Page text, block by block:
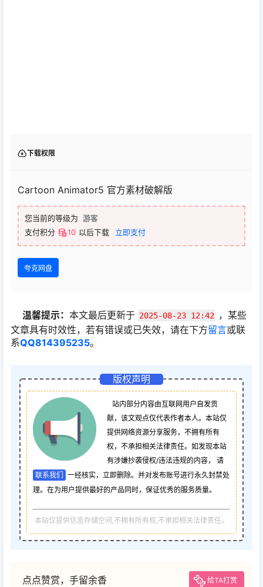
下载权限
Cartoon Animator5 官方素材破解版
您当前的等级为 游客
支付积分
10 以后下载 立即支付
夸克网盘
温馨提示： 本文最后更新于 2025-08-23 12:42 ，某些
文章具有时效性，若有错误或已失效，请在下方留言或联
系QQ814395235。
版权声明
站内部分内容由互联网用户自发贡
献，该文观点仅代表作者本人。本站仅
提供网络资源分享服务，不拥有所有
权，不承担相关法律责任。如发现本站
有涉嫌抄袭侵权/违法违规的内容， 请
联系我们
一经核实，立即删除。并对发布账号进行永久封禁处
理。在为用户提供最好的产品同时，保证优秀的服务质量。
本站仅提供信息存储空间,不拥有所有权,不承担相关法律责任。
点点赞赏，手留余香 给TA打赏